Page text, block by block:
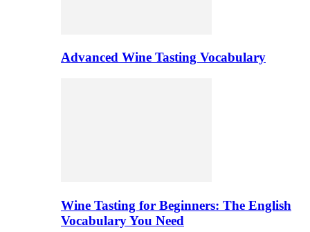
Advanced Wine Tasting Vocabulary
Wine Tasting for Beginners: The English
Vocabulary You Need